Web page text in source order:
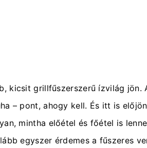
kicsit grillfűszerszerű ízvilág
– pont, ahogy kell. És itt is
mintha előétel és főétel is
egyszer érdemes a fűszeres